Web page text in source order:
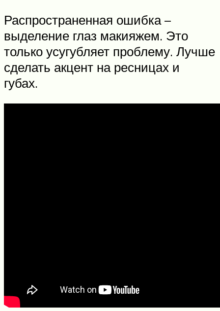
Распространенная ошибка –
выделение глаз макияжем. Это
только усугубляет проблему. Лучше
сделать акцент на ресницах и
губах.